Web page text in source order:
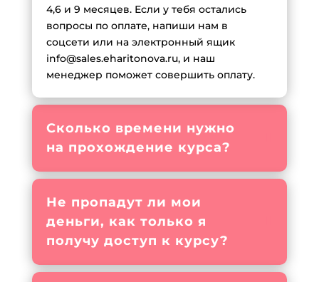
4,6 и 9 месяцев. Если у тебя остались
вопросы по оплате, напиши нам в
соцсети или на электронный ящик
info@sales.eharitonova.ru, и наш
менеджер поможет совершить оплату.
Сколько времени нужно
на прохождение курса?
Не пропадут ли мои
деньги, как только я
получу доступ к курсу?